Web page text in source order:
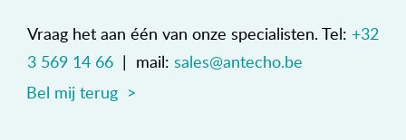
Vraag het aan één van onze specialisten. Tel: +32
3 569 14 66 | mail: sales@antecho.be
Bel mij terug >